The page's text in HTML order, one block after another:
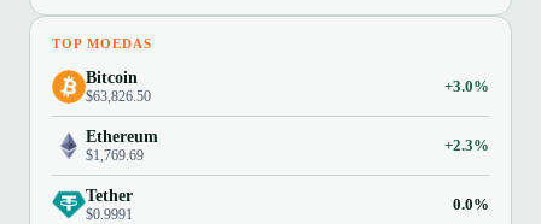
TOP MOEDAS
Bitcoin
$63,826.50
+3.0%
Ethereum
$1,769.69
+2.3%
Tether
$0.9991
0.0%